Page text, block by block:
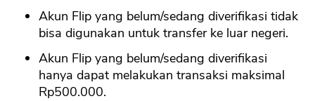
Akun Flip yang belum/sedang diverifikasi tidak
bisa digunakan untuk transfer ke luar negeri.
Akun Flip yang belum/sedang diverifikasi
hanya dapat melakukan transaksi maksimal
Rp500.000.